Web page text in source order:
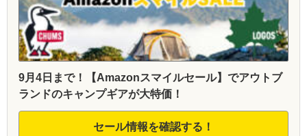
9月4日まで！【Amazonスマイルセール】でアウトブ
ランドのキャンプギアが大特価！
セール情報を確認する！